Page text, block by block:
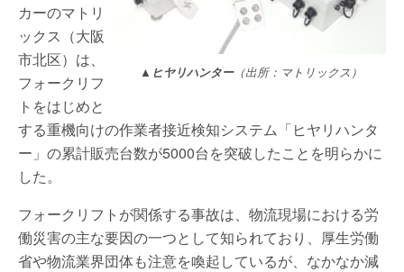
▲ヒヤリハンター（出所：マトリックス）
カーのマトリ
ックス（大阪
市北区）は、
フォークリフ
トをはじめと
する重機向けの作業者接近検知システム「ヒヤリハンタ
ー」の累計販売台数が5000台を突破したことを明らかに
した。
フォークリフトが関係する事故は、物流現場における労
働災害の主な要因の一つとして知られており、厚生労働
省や物流業界団体も注意を喚起しているが、なかなか減